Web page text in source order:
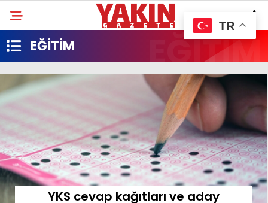
EĞİTİM
YKS cevap kağıtları ve aday
TR